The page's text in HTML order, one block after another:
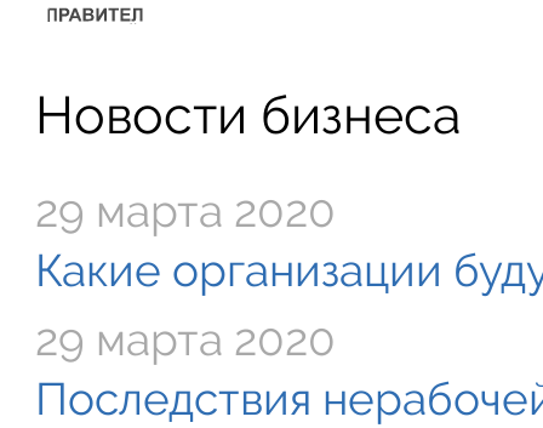
Новости бизнеса
29 марта 2020
Какие организации
29 марта 2020
Последствия